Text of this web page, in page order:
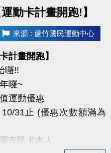
動卡計畫開跑!】
來源 : 蘆竹國民運動中心
計畫開跑】
囉!!
囉~
運動優惠
31止 (優惠次數額滿為
市民卡本人